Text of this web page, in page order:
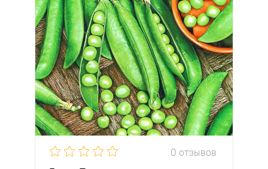
0 отзывов